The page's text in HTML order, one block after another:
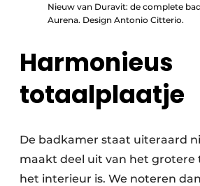
Nieuw van Duravit: de complete
Aurena. Design Antonio Citterio.
Harmonieus
totaalplaatje
De badkamer staat uiteraard
maakt deel uit van het
het interieur is. We noteren